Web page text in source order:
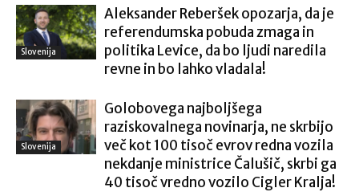
Slovenija
Aleksander Reberšek opozarja, da je
referendumska pobuda zmaga in
politika Levice, da bo ljudi naredila
revne in bo lahko vladala!
Slovenija
Golobovega najboljšega
raziskovalnega novinarja, ne skrbijo
več kot 100 tisoč evrov redna vozila
nekdanje ministrice Čalušič, skrbi ga
40 tisoč vredno vozilo Cigler Kralja!